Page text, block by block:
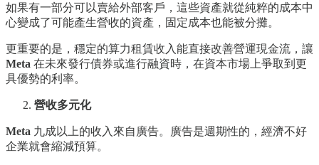
如果有一部分可以賣給外部客戶，這些資產就從純粹的成本中
心變成了可能產生營收的資產，固定成本也能被分攤。
更重要的是，穩定的算力租賃收入能直接改善營運現金流，讓
Meta 在未來發行債券或進行融資時，在資本市場上爭取到更
具優勢的利率。
營收多元化
Meta 九成以上的收入來自廣告。廣告是週期性的，經濟不好
企業就會縮減預算。